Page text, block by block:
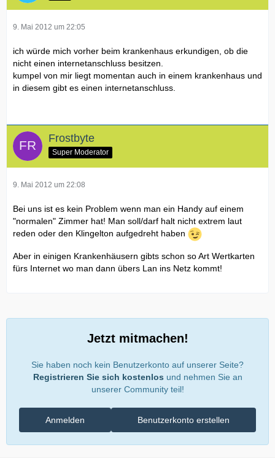
9. Mai 2012 um 22:05
ich würde mich vorher beim krankenhaus erkundigen, ob die
nicht einen internetanschluss besitzen.
kumpel von mir liegt momentan auch in einem krankenhaus und
in diesem gibt es einen internetanschluss.
Frostbyte
Super Moderator
9. Mai 2012 um 22:08
Bei uns ist es kein Problem wenn man ein Handy auf einem
"normalen" Zimmer hat! Man soll/darf halt nicht extrem laut
reden oder den Klingelton aufgedreht haben
Aber in einigen Krankenhäusern gibts schon so Art Wertkarten
fürs Internet wo man dann übers Lan ins Netz kommt!
Jetzt mitmachen!
Sie haben noch kein Benutzerkonto auf unserer Seite?
Registrieren Sie sich kostenlos und nehmen Sie an
unserer Community teil!
Benutzerkonto erstellen
Anmelden